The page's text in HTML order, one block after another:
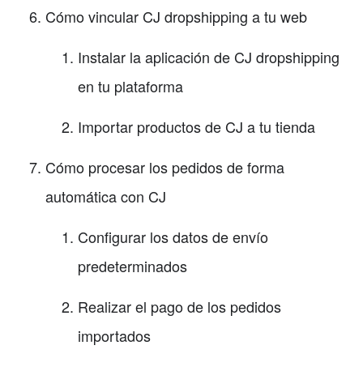
Cómo vincular CJ dropshipping a tu web
Instalar la aplicación de CJ dropshipping
en tu plataforma
Importar productos de CJ a tu tienda
Cómo procesar los pedidos de forma
automática con CJ
Configurar los datos de envío
predeterminados
Realizar el pago de los pedidos
importados